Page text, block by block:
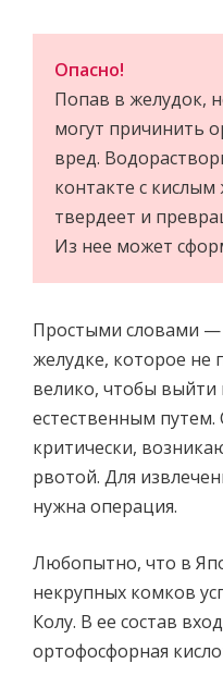
Опасно!
Попав в желудок,
могут причинить
вред.
контакте с
твердеет и
Из нее может
Простыми словами
желудке, которое не
велико, чтобы выйти
естественным
критически,
рвотой. Для
нужна операция.
Любопытно, что в
некрупных комков
Колу. В ее состав
ортофосфорная